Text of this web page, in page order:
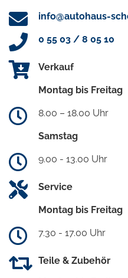
info@autohaus-
0 55 03 / 8 05 10
Verkauf
Montag bis Freitag
8.00 – 18.00 Uhr
Samstag
9.00 - 13.00 Uhr
Service
Montag bis Freitag
7.30 - 17.00 Uhr
Teile & Zubehör